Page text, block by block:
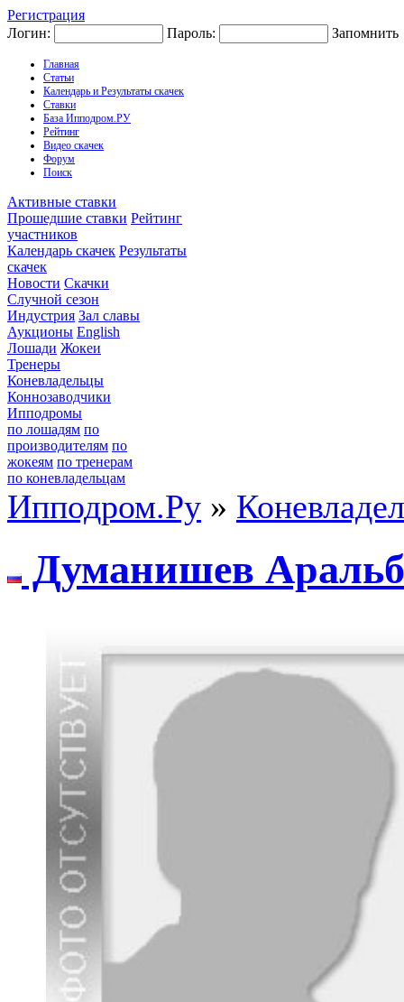
Регистрация
Логин:
Пароль: Запомнить
Главная
Статьи
Календарь и Результаты скачек
Ставки
База Ипподром.РУ
Рейтинг
Видео скачек
Форум
Поиск
Активные ставки
Прошедшие ставки Рейтинг
участников
Календарь скачек Результаты
скачек
Новости Скачки
Случной сезон
Индустрия Зал славы
Аукционы English
Лошади Жокеи
Тренеры
Коневладельцы
Коннозаводчики
Ипподромы
по лошадям по
производителям по
жокеям по тренерам
по коневладельцам
Ипподром.Ру »
Думанишев